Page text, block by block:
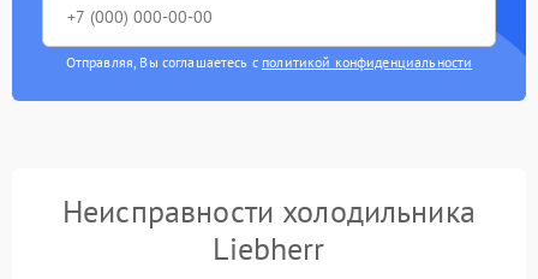
Отправляя, Вы соглашаетесь с политикой конфиденциальности
Неисправности холодильника
Liebherr